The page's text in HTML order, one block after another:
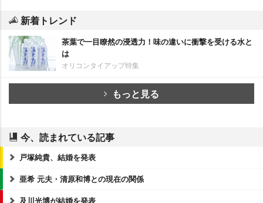
新着トレンド
茶葉で一目瞭然の浸透力！味の違いに衝撃を受ける水と
は
オリコンタイアップ特集
もっと見る
今、読まれている記事
戸塚純貴、結婚を発表
亜希 元夫・清原和博との現在の関係
及川光博が結婚を発表